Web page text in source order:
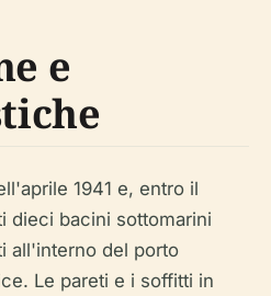
e
1941 e, entro il
dieci bacini sottomarini
all'interno del porto
Le pareti e i soffitti in